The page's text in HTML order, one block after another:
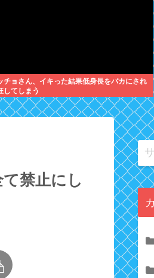
チョさん、イキった結果低身長をバカにされ
してしまう
禁止にし